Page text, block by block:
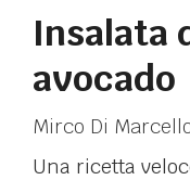
Insalata
avocado
Mirco Di
Una ricetta